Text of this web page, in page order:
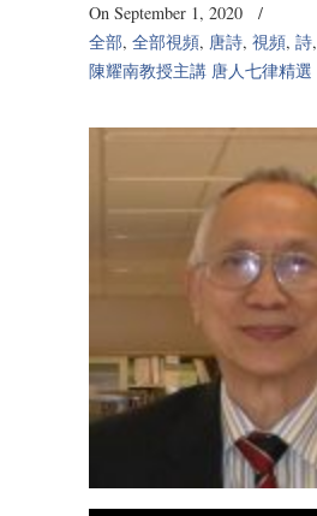
On September 1, 2020
/
全部, 全部視頻, 唐詩, 視頻, 詩,
陳耀南教授主講 唐人七律精選